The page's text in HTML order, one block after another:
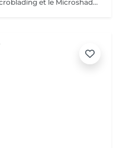
Quelle est la différence entre le Microblading et le Microshading ? Le Microblading est une technique manuelle de maquillage semi-permanent qui imite parfaitement des poils fins et naturels. Idéal pour combler des zones clairsemées ou redessiner la ligne des sourcils tout en conservant un aspect très naturel. Effet « poil à poil ». Le Microshading, en revanche, utilise une technique de pigmentation par pointillé, similaire à un effet d'ombre ou de dégradé maquillé. Il donne un aspect plus doux, poudré et sophistiqué, idéal pour celles qui aiment un effet maquillage subtil mais structuré. Effet « ombré » ou « poudré ». Quelle technique choisir ? Microblading : pour un effet naturel, sourcils peu fournis ou très fins. Microshading : pour un look maquillé, des sourcils plus nets et définis. Technique mixte (combinée) : les deux techniques sont parfois associées pour un résultat sur mesure, avec poils à l'avant et ombrage à la queue du sourcil. Une consultation personnalisée est toujours recommandée pour déterminer la technique la plus adaptée à votre peau, à vos attentes et à votre style. Souhaitez-vous aussi que eu traduza em português ou adaptar para o público do Lux Studio?